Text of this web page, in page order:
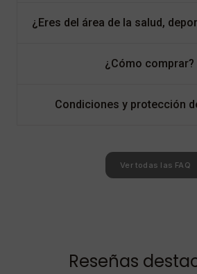
¿Eres del área de la salud,
¿Cómo comprar?
Condiciones y protección
Ver todas las FAQ
Reseñas